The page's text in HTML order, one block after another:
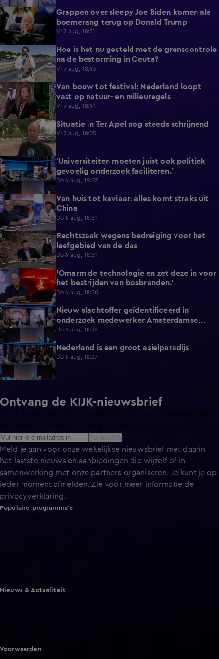
6:50
Grappen over sleepy Joe Biden komen als
boemerang terug op Donald Trump
Vr 7 aug, 18:51
6:23
Hoe is het nu gesteld met de grenscontrole
na de bestorming in Ceuta?
Vr 7 aug, 18:43
17:56
Van bouw tot festival: Nederland loopt
vast op natuur- en milieuregels
Vr 7 aug, 18:41
2:46 Situatie in Ter Apel nog steeds schrijnend
Vr 7 aug, 18:05
5:21
‘Universiteiten moeten juist ook politiek
gevoelig onderzoek faciliteren.’
Do 6 aug, 19:07
7:49
Van huis tot kaviaar: alles komt straks uit
China
Do 6 aug, 18:51
3:34
Rechtszaak wegens bedreiging voor het
leefgebied van de das
Do 6 aug, 18:51
3:43
'Omarm de technologie en zet deze in voor
het bestrijden van bosbranden.'
Do 6 aug, 18:50
9:50
Nieuw slachtoffer geïdentificeerd in
onderzoek medewerker Amsterdamse
kinderopvang
Do 6 aug, 18:38
9:51 Nederland is een groot asielparadijs
Do 6 aug, 18:27
Ontvang de KIJK-nieuwsbrief
Meld je aan voor de nieuwsbrief en blijf op de hoogte van
Meld je aan voor onze wekelijkse nieuwsbrief met daarin
het laatste nieuws en aanbiedingen die wijzelf of in
samenwerking met onze partners organiseren. Je kunt je op
ieder moment afmelden. Zie voor meer informatie de
privacyverklaring.
Populaire programma's
Nieuws & Actualiteit
Voorwaarden